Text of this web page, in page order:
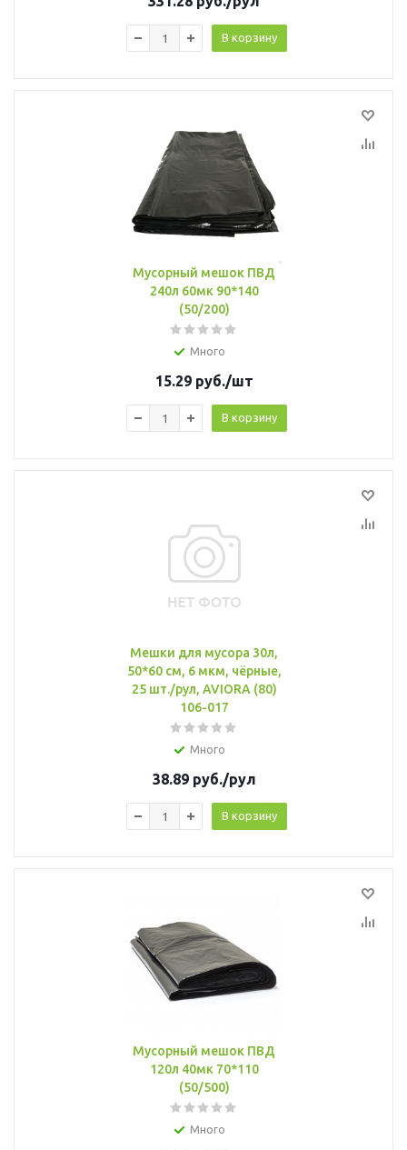
В корзину
Мусорный мешок ПВД
240л 60мк 90*140
(50/200)
Много
15.29руб./шт
В корзину
Мешки для мусора 30л,
50*60 см, 6 мкм, чёрные,
25 шт./рул, AVIORA (80)
106-017
Много
38.89руб./рул
В корзину
Мусорный мешок ПВД
120л 40мк 70*110
(50/500)
Много